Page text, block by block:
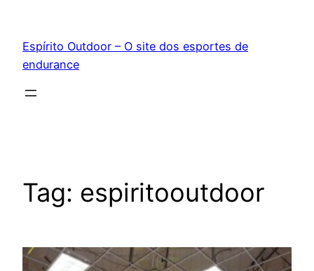
conteúdo
Espírito Outdoor – O site dos esportes de
endurance
Tag: espiritooutdoor